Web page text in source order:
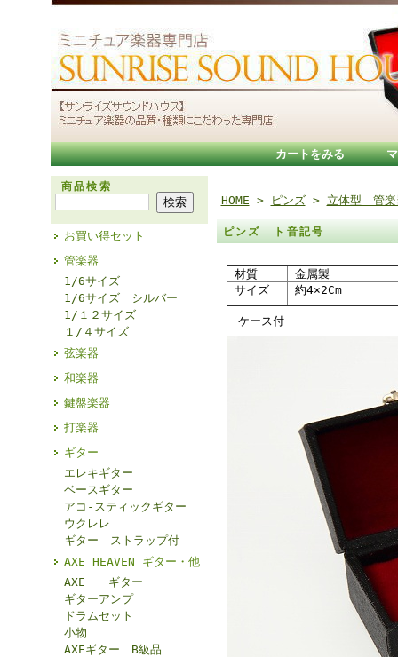
カートをみる ｜
商品検索
お買い得セット
管楽器
1/6サイズ
1/6サイズ シルバー
1/１２サイズ
１/４サイズ
弦楽器
和楽器
鍵盤楽器
打楽器
ギター
エレキギター
ベースギター
アコ-スティックギター
ウクレレ
ギター ストラップ付
AXE HEAVEN ギター・他
AXE ギター
ギターアンプ
ドラムセット
小物
AXEギター B級品
HOME > ピンズ> 立体型 管楽
ピンズ ト音記号
材質
金属製
サイズ
約4×2Cm
ケース付